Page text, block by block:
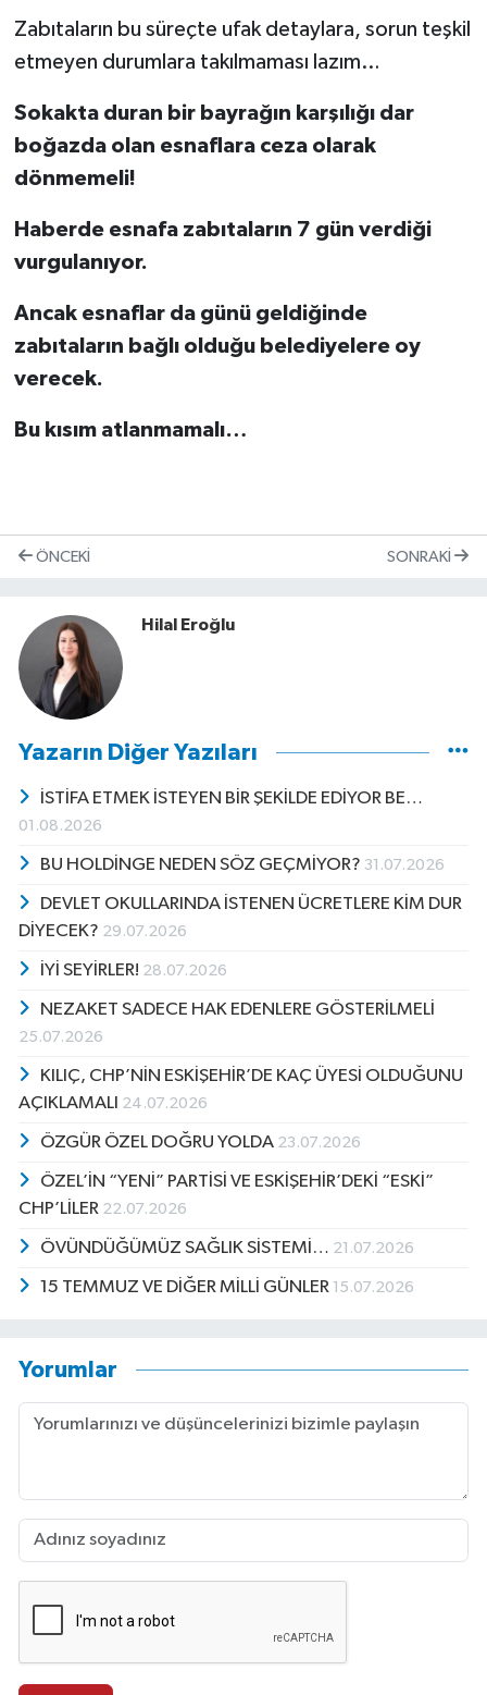
Zabıtaların bu süreçte ufak detaylara, sorun teşkil
etmeyen durumlara takılmaması lazım…
Sokakta duran bir bayrağın karşılığı dar
boğazda olan esnaflara ceza olarak
dönmemeli!
Haberde esnafa zabıtaların 7 gün verdiği
vurgulanıyor.
Ancak esnaflar da günü geldiğinde
zabıtaların bağlı olduğu belediyelere oy
verecek.
Bu kısım atlanmamalı…
ÖNCEKI SONRAKI
Hilal Eroğlu
Yazarın Diğer Yazıları
İSTİFA ETMEK İSTEYEN BİR ŞEKİLDE EDİYOR BE…
01.08.2026
BU HOLDİNGE NEDEN SÖZ GEÇMİYOR? 31.07.2026
DEVLET OKULLARINDA İSTENEN ÜCRETLERE KİM DUR
DİYECEK? 29.07.2026
İYİ SEYİRLER! 28.07.2026
NEZAKET SADECE HAK EDENLERE GÖSTERİLMELİ
25.07.2026
KILIÇ, CHP’NİN ESKİŞEHİR’DE KAÇ ÜYESİ OLDUĞUNU
AÇIKLAMALI 24.07.2026
ÖZGÜR ÖZEL DOĞRU YOLDA 23.07.2026
ÖZEL’İN “YENİ” PARTİSİ VE ESKİŞEHİR’DEKİ “ESKİ”
CHP’LİLER 22.07.2026
ÖVÜNDÜĞÜMÜZ SAĞLIK SİSTEMİ… 21.07.2026
15 TEMMUZ VE DİĞER MİLLİ GÜNLER 15.07.2026
Yorumlar